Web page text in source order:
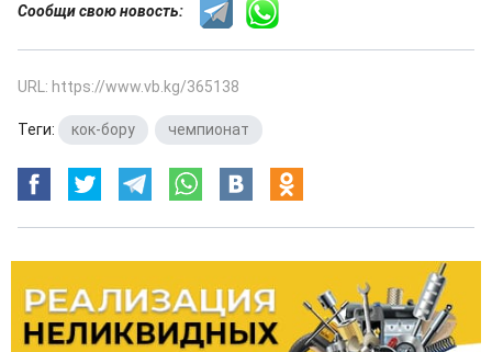
Сообщи свою новость:
URL: https://www.vb.kg/365138
Теги: кок-бору чемпионат